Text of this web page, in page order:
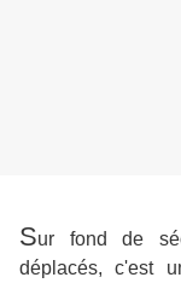
Sur fond de
déplacés, c'est